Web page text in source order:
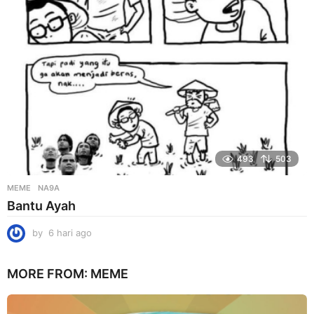
o
493 503
MEME NA9A
Bantu Ayah
by 6 hari ago
r
MORE FROM: MEME